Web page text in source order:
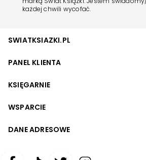
każdej chwili wycofać.
SWIATKSIAZKI.PL
PANEL KLIENTA
KSIĘGARNIE
WSPARCIE
DANE ADRESOWE